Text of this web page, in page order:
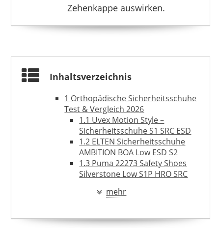
29,95 € *
Zehenkappe auswirken.
Inhaltsverzeichnis
1 Orthopädische Sicherheitsschuhe
Test & Vergleich 2026
1.1 Uvex Motion Style –
Sicherheitsschuhe S1 SRC ESD
1.2 ELTEN Sicherheitsschuhe
AMBITION BOA Low ESD S2
1.3 Puma 22273 Safety Shoes
Silverstone Low S1P HRO SRC
CF 2 Black in schwarz S1
Sicherheitsschuhe aus?
mehr